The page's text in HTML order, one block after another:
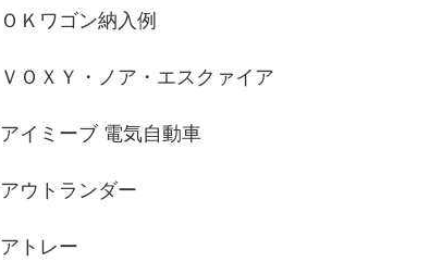
ＯＫワゴン納入例
ＶＯＸＹ・ノア・エスクァイア
アイミーブ 電気自動車
アウトランダー
アトレー